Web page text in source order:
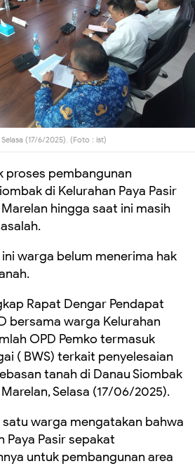
(17/6/2025). (Foto : ist)
proses pembangunan
di Kelurahan Paya Pasir
hingga saat ini masih
warga belum menerima hak
Rapat Dengar Pendapat
bersama warga Kelurahan
OPD Pemko termasuk
( BWS) terkait penyelesaian
tanah di Danau Siombak
Selasa (17/06/2025).
satu warga mengatakan bahwa
Paya Pasir sepakat
untuk pembangunan area